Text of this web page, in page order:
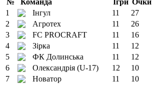
№ Команда Ігри Очки
1
Інгул 11
27
2
Агротех 11
26
3
FC PROCRAFT 11
16
4
Зірка 11
12
5
ФК Долинська 11
12
6
Олександрія (U-17) 12
10
7
Новатор 11 10